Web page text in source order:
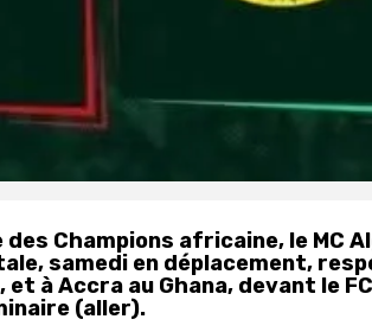
Champions africaine, le MC
samedi en déplacement,
à Accra au Ghana, devant le
(aller).